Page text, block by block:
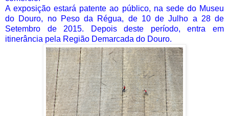
A exposição estará patente ao público, na sede do Museu
do Douro, no Peso da Régua, de 10 de Julho a 28 de
Setembro de 2015. Depois deste período, entra em
itinerância pela Região Demarcada do Douro.